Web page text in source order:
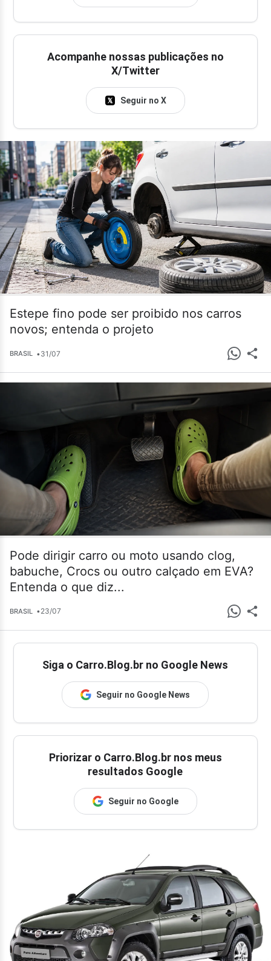
Acompanhe nossas publicações no
X/Twitter
Seguir no X
Estepe fino pode ser proibido nos carros
novos; entenda o projeto
BRASIL •31/07
Pode dirigir carro ou moto usando clog,
babuche, Crocs ou outro calçado em EVA?
Entenda o que diz...
BRASIL •23/07
Siga o Carro.Blog.br no Google News
Seguir no Google News
Priorizar o Carro.Blog.br nos meus
resultados Google
Seguir no Google